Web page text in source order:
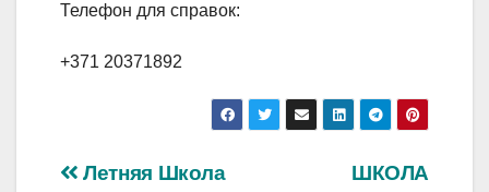
Телефон для справок:
+371 20371892
Навигация
ШКОЛА
Летняя Школа